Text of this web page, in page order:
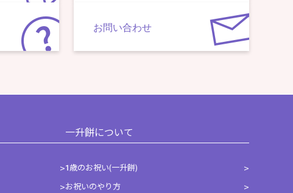
お問い合わせ
一升餅について
1歳のお祝い(一升餅)
お祝いのやり方